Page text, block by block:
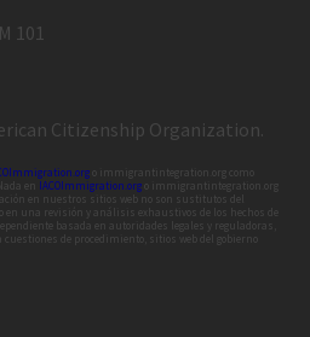
101
Citizenship Organization.
o immigrantintegration.org como
en
IACOImmigration.org o immigrantintegration.org
en nuestros sitios web no son sustitutos del
en una revisión y análisis exhaustivos de los hechos de
basada en autoridades legales y reguladoras,
de procedimiento, sitios web del gobierno